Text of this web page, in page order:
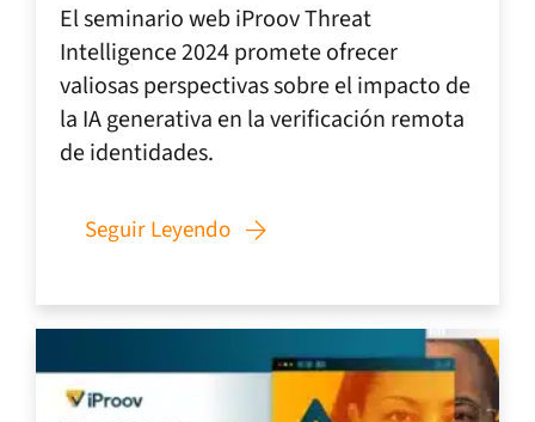
El seminario web iProov Threat
Intelligence 2024 promete ofrecer
valiosas perspectivas sobre el impacto de
la IA generativa en la verificación remota
de identidades.
Seguir Leyendo